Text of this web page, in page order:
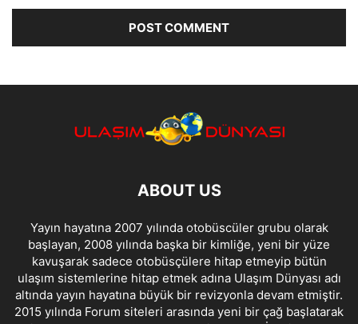
ABOUT US
Yayın hayatına 2007 yılında otobüscüler grubu olarak
başlayan, 2008 yılında başka bir kimliğe, yeni bir yüze
kavuşarak sadece otobüsçülere hitap etmeyip bütün
ulaşım sistemlerine hitap etmek adına Ulaşım Dünyası adı
altında yayın hayatına büyük bir revizyonla devam etmiştir.
2015 yılında Forum siteleri arasında yeni bir çağ başlatarak